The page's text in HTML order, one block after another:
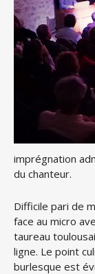
imprégnation
du chanteur.
Difficile pari de
face au micro
taureau
ligne. Le point
burlesque est